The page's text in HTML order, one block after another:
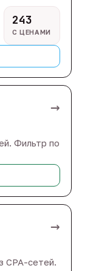
243
С ЦЕНАМИ
→
Фильтр по
→
CPA-сетей.